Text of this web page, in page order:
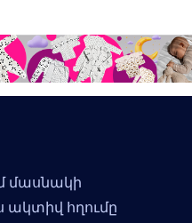
մասնակի
ակտիվ հղումը